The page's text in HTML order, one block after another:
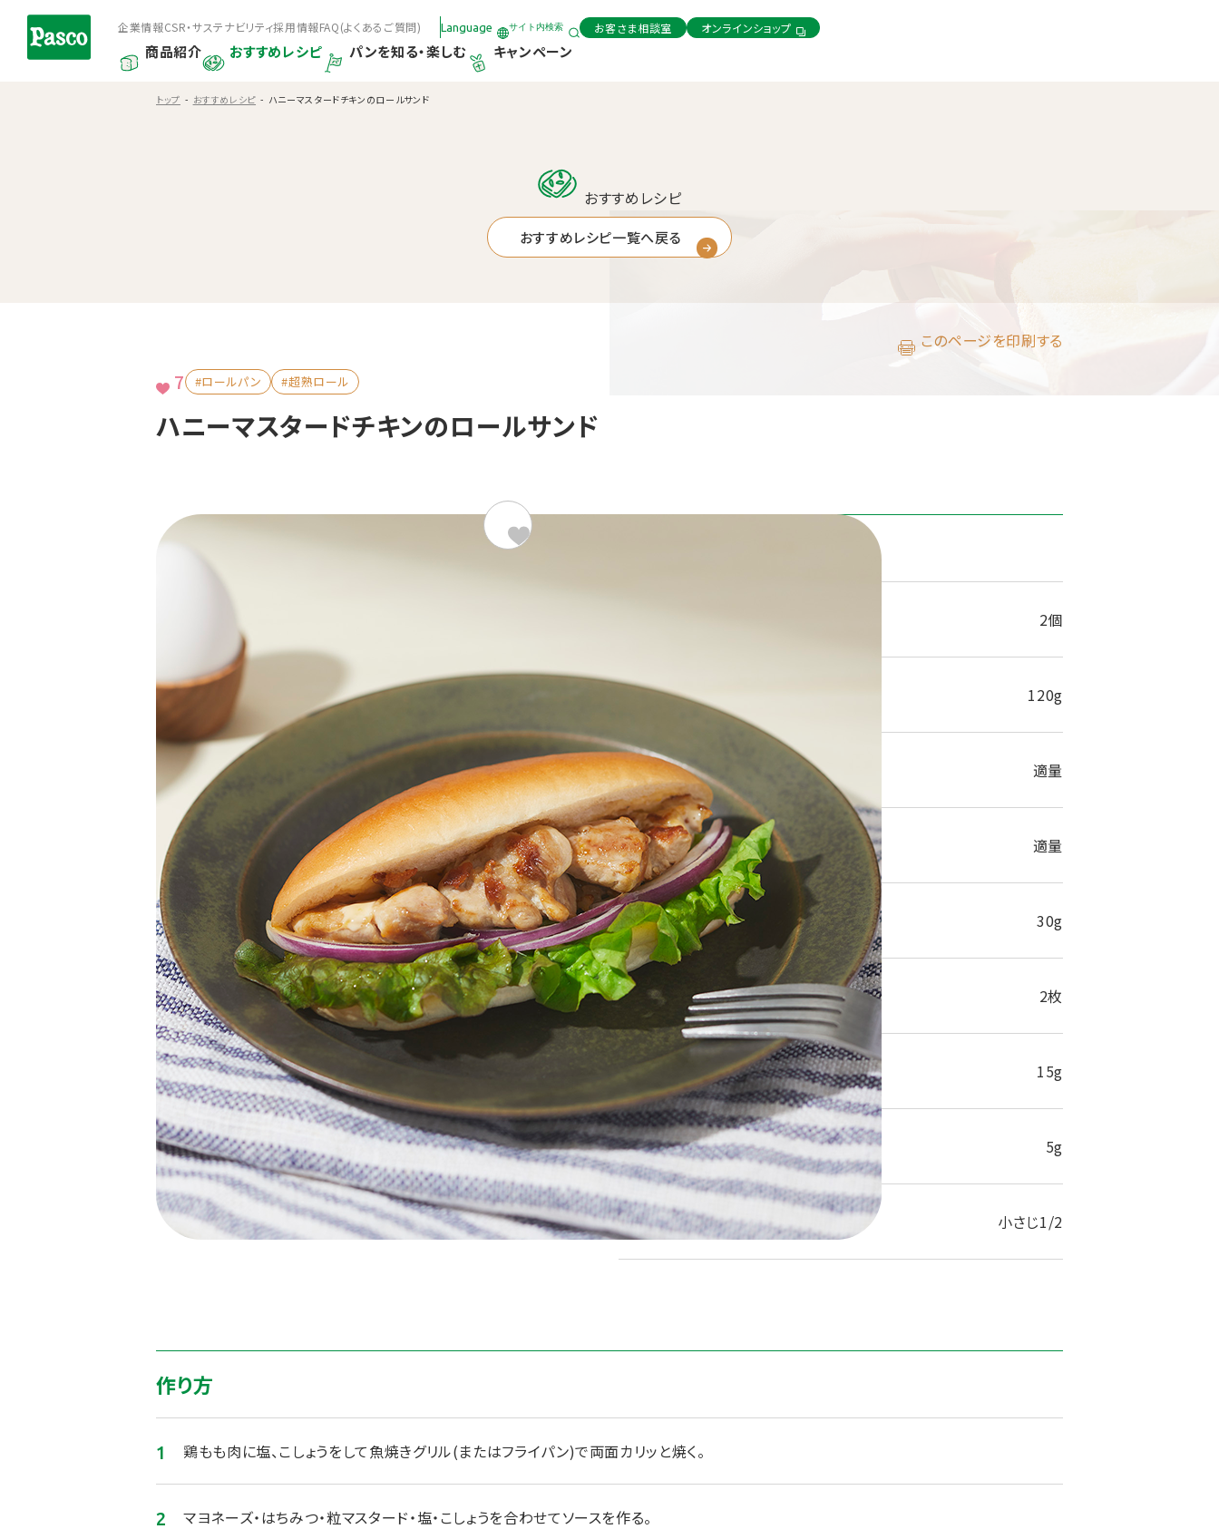
商品紹介 おすすめレシピ パンを知る・楽しむ キャンペーン
サイト内検索
Language
企業情報CSR・サステナビリティ採用情報FAQ(よくあるご質問) お客さま相談室 オンラインショップ
トップ おすすめレシピ ハニーマスタードチキンのロールサンド
おすすめレシピ
おすすめレシピ一覧へ戻る
ハニーマスタードチキンのロールサンド
7 #ロールパン #超熟ロール
このページを印刷する
2個
鶏もも肉 120g
塩 適量
こしょう 適量
紫たまねぎ 30g
レタス 2枚
マヨネーズ 15g
はちみつ 5g
粒マスタード 小さじ1/2
作り方
鶏もも肉に塩、こしょうをして魚焼きグリル(またはフライパン)で両面カリッと焼く。
マヨネーズ・はちみつ・粒マスタード・塩・こしょうを合わせてソースを作る。